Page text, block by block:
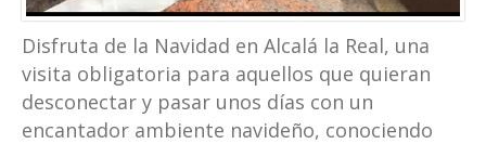
Disfruta de la Navidad en Alcalá la Real, una
visita obligatoria para aquellos que quieran
desconectar y pasar unos días con un
encantador ambiente navideño, conociendo